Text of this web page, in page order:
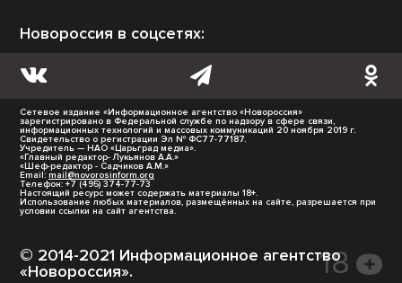
Новороссия в соцсетях:
Сетевое издание «Информационное агентство «Новороссия»
зарегистрировано в Федеральной службе по надзору в сфере связи,
информационных технологий и массовых коммуникаций 20 ноября 2019 г.
Свидетельство о регистрации Эл № ФС77-77187.
Учредитель — НАО «Царьград медиа».
«Главный редактор- Лукьянов А.А.»
«Шеф-редактор - Садчиков А.М.»
Email: mail@novorosinform.org
Телефон: +7 (495) 374-77-73
Настоящий ресурс может содержать материалы 18+.
Использование любых материалов, размещённых на сайте, разрешается при
условии ссылки на сайт агентства.
© 2014-2021 Информационное агентство
«Новороссия».